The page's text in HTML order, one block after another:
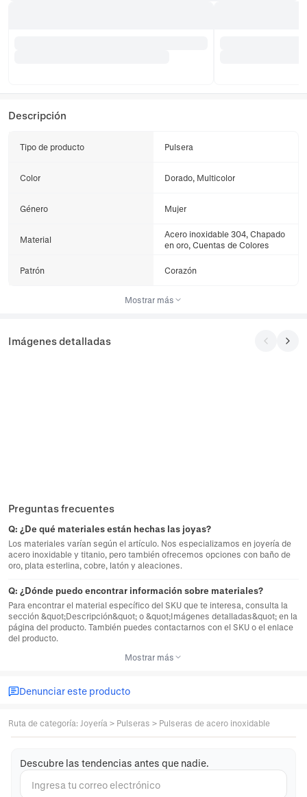
Descripción
Tipo de producto Pulsera
Color Dorado, Multicolor
Género Mujer
Material
Acero inoxidable 304, Chapado
en oro, Cuentas de Colores
Patrón Corazón
Mostrar más
Imágenes detalladas
Preguntas frecuentes
Q: ¿De qué materiales están hechas las joyas?
Los materiales varían según el artículo. Nos especializamos en joyería de
acero inoxidable y titanio, pero también ofrecemos opciones con baño de
oro, plata esterlina, cobre, latón y aleaciones.
Q: ¿Dónde puedo encontrar información sobre materiales?
Para encontrar el material específico del SKU que te interesa, consulta la
sección &quot;Descripción&quot; o &quot;Imágenes detalladas&quot; en la
página del producto. También puedes contactarnos con el SKU o el enlace
del producto.
Mostrar más
Denunciar este producto
Ruta de categoría: Joyería > Pulseras > Pulseras de acero inoxidable
Descubre las tendencias antes que nadie.